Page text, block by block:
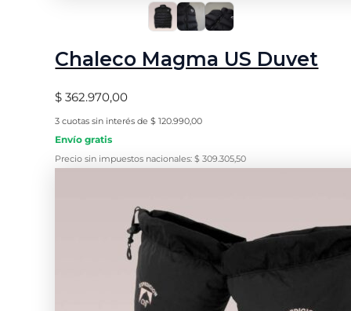
Chaleco Magma US Duvet
$ 362.970,00
3 cuotas sin interés de$ 120.990,00
Envío gratis
Precio sin impuestos nacionales:$ 309.305,50